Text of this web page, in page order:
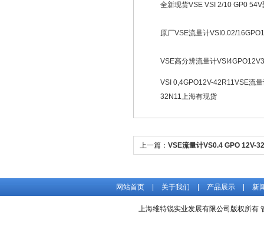
全新现货VSE VSI 2/10 GP0
原厂VSE流量计VSI0.02/
VSE高分辨流量计
VSI 0,4GPO12V-42R11VSE流
32N11上海有现货
上一篇： VSE流量计VS0.4 GPO 12V-
网站首页 关于我们 产品展示 新
上海维特锐实业发展有限公司版权所有